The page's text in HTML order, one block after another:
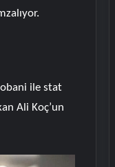
ile stat
Ali Koç’un